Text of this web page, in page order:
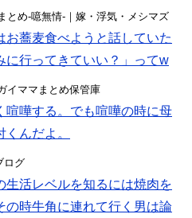
とめ-噫無情-｜嫁・浮気・メシマズ
お蕎麦食べようと話していた
に行ってきていい？」ってw
イママまとめ保管庫
喧嘩する。でも喧嘩の時に母
んだよ。
ログ
生活レベルを知るには焼肉を
の時牛角に連れて行く男は論